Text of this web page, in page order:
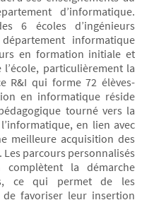
d’informatique.
6 écoles d’ingénieurs
informatique
en formation initiale et
particulièrement la
R&I qui forme 72 élèves-
en informatique réside
tourné vers la
en lien avec
meilleure acquisition des
Les parcours personnalisés
la démarche
ce qui permet de les
favoriser leur insertion